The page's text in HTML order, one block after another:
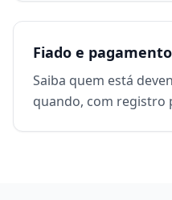
Fiado e
Saiba quem está
quando, com registro